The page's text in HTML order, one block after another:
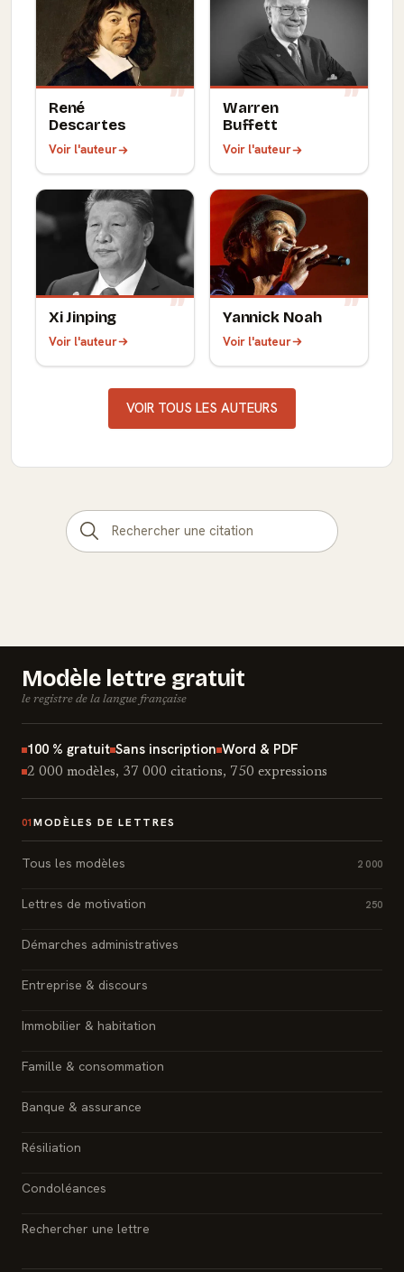
René
Descartes
Voir l'auteur
Warren
Buffett
Voir l'auteur
Xi Jinping
Voir l'auteur
Yannick Noah
Voir l'auteur
VOIR TOUS LES AUTEURS
Modèle lettre gratuit
le registre de la langue française
100 % gratuit Sans inscription Word & PDF
2 000 modèles, 37 000 citations, 750 expressions
01 MODÈLES DE LETTRES
Tous les modèles 2 000
Lettres de motivation 250
Démarches administratives
Entreprise & discours
Immobilier & habitation
Famille & consommation
Banque & assurance
Résiliation
Condoléances
Rechercher une lettre